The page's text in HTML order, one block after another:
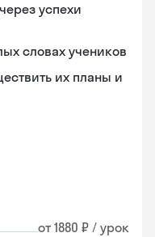
успехи
словах учеников
их планы и
от 1880 ₽ / урок